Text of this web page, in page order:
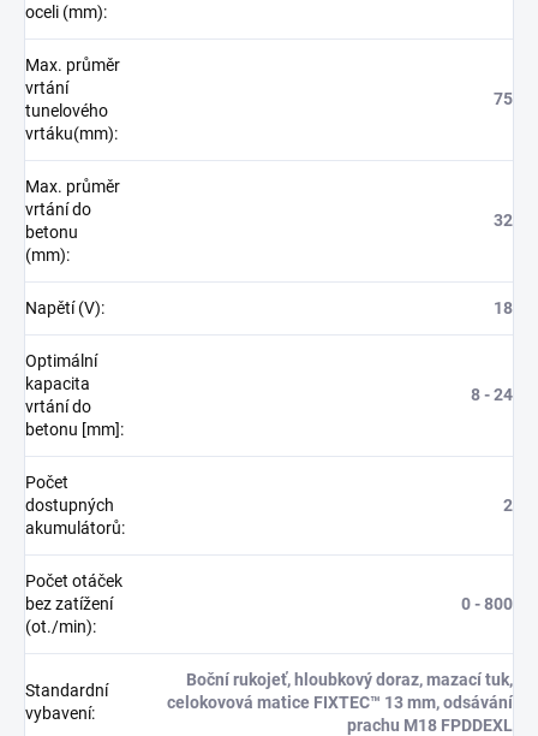
oceli (mm):
Max. průměr
vrtání
tunelového
vrtáku(mm):
75
Max. průměr
vrtání do
betonu
(mm):
32
Napětí (V): 18
Optimální
kapacita
vrtání do
betonu [mm]:
8 - 24
Počet
dostupných
akumulátorů:
2
Počet otáček
bez zatížení
(ot./min):
0 - 800
Standardní
vybavení:
Boční rukojeť, hloubkový doraz, mazací tuk,
celokovová matice FIXTEC™ 13 mm, odsávání
prachu M18 FPDDEXL